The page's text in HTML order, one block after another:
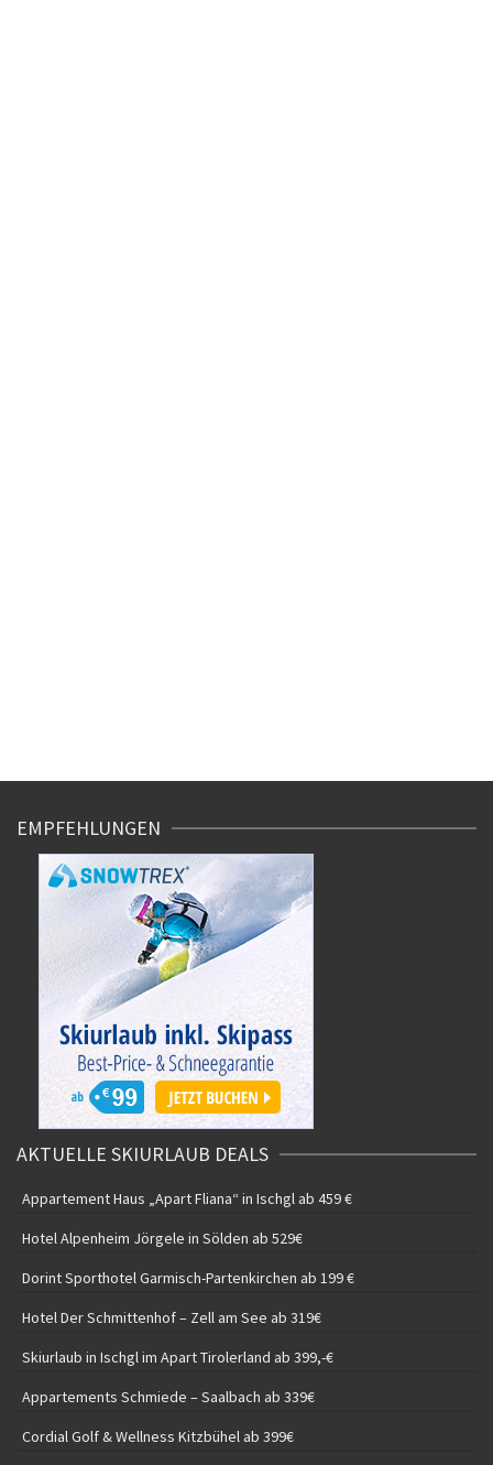
EMPFEHLUNGEN
AKTUELLE SKIURLAUB DEALS
Appartement Haus „Apart Fliana“ in Ischgl ab 459 €
Hotel Alpenheim Jörgele in Sölden ab 529€
Dorint Sporthotel Garmisch-Partenkirchen ab 199 €
Hotel Der Schmittenhof – Zell am See ab 319€
Skiurlaub in Ischgl im Apart Tirolerland ab 399,-€
Appartements Schmiede – Saalbach ab 339€
Cordial Golf & Wellness Kitzbühel ab 399€